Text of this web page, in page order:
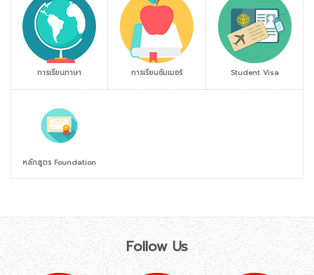
การเรียนภาษา การเรียนซัมเมอร์ Student Visa
หลักสูตร Foundation
Follow Us